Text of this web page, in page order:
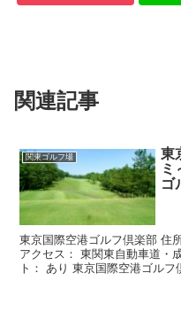
関連記事
関東ゴルフ場
東
ミ
ゴ
東京国際空港ゴルフ倶楽部
アクセス： 東関東自動車道・
ト： あり 東京国際空港ゴルフ